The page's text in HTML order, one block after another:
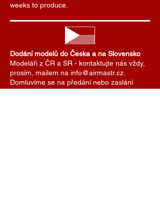
weeks to produce.
Dodání modelů do Česka a na Slovensko
Modeláři z ČR a SR - kontaktujte nás vždy,
prosím, mailem na info@airmastr.cz.
Domluvíme se na předání nebo zaslání